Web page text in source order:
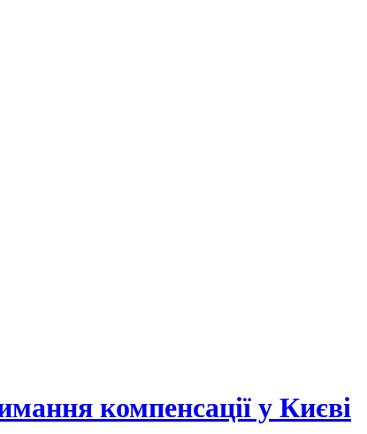
компенсації у Києві